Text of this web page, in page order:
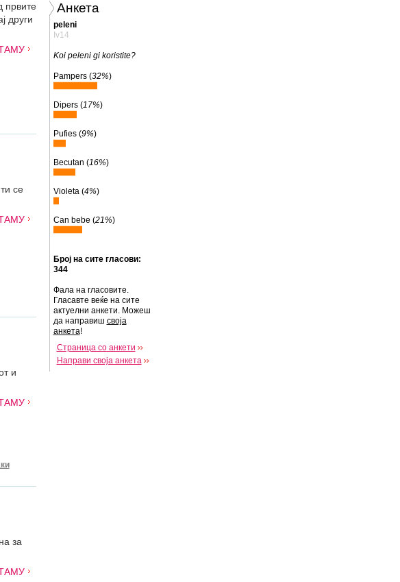
првите
други
се
и
за
Анкета
peleni
Iv14
Koi peleni gi koristite?
Pampers (32%)
Dipers (17%)
Pufies (9%)
Becutan (16%)
Violeta (4%)
Can bebe (21%)
Број на сите гласови:
344
Фала на гласовите.
Гласавте веќе на сите
актуелни анкети. Можеш
да направиш своја
анкета!
Страница со анкети
Направи своја анкета